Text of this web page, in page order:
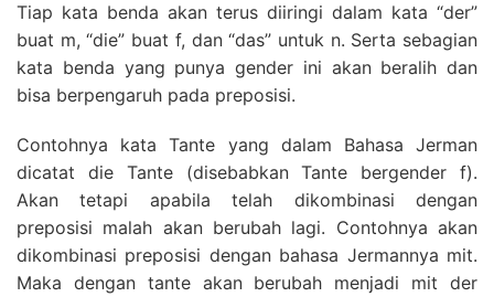
Tiap kata benda akan terus diiringi dalam kata “der”
buat m, “die” buat f, dan “das” untuk n. Serta sebagian
kata benda yang punya gender ini akan beralih dan
bisa berpengaruh pada preposisi.
Contohnya kata Tante yang dalam Bahasa Jerman
dicatat die Tante (disebabkan Tante bergender f).
Akan tetapi apabila telah dikombinasi dengan
preposisi malah akan berubah lagi. Contohnya akan
dikombinasi preposisi dengan bahasa Jermannya mit.
Maka dengan tante akan berubah menjadi mit der